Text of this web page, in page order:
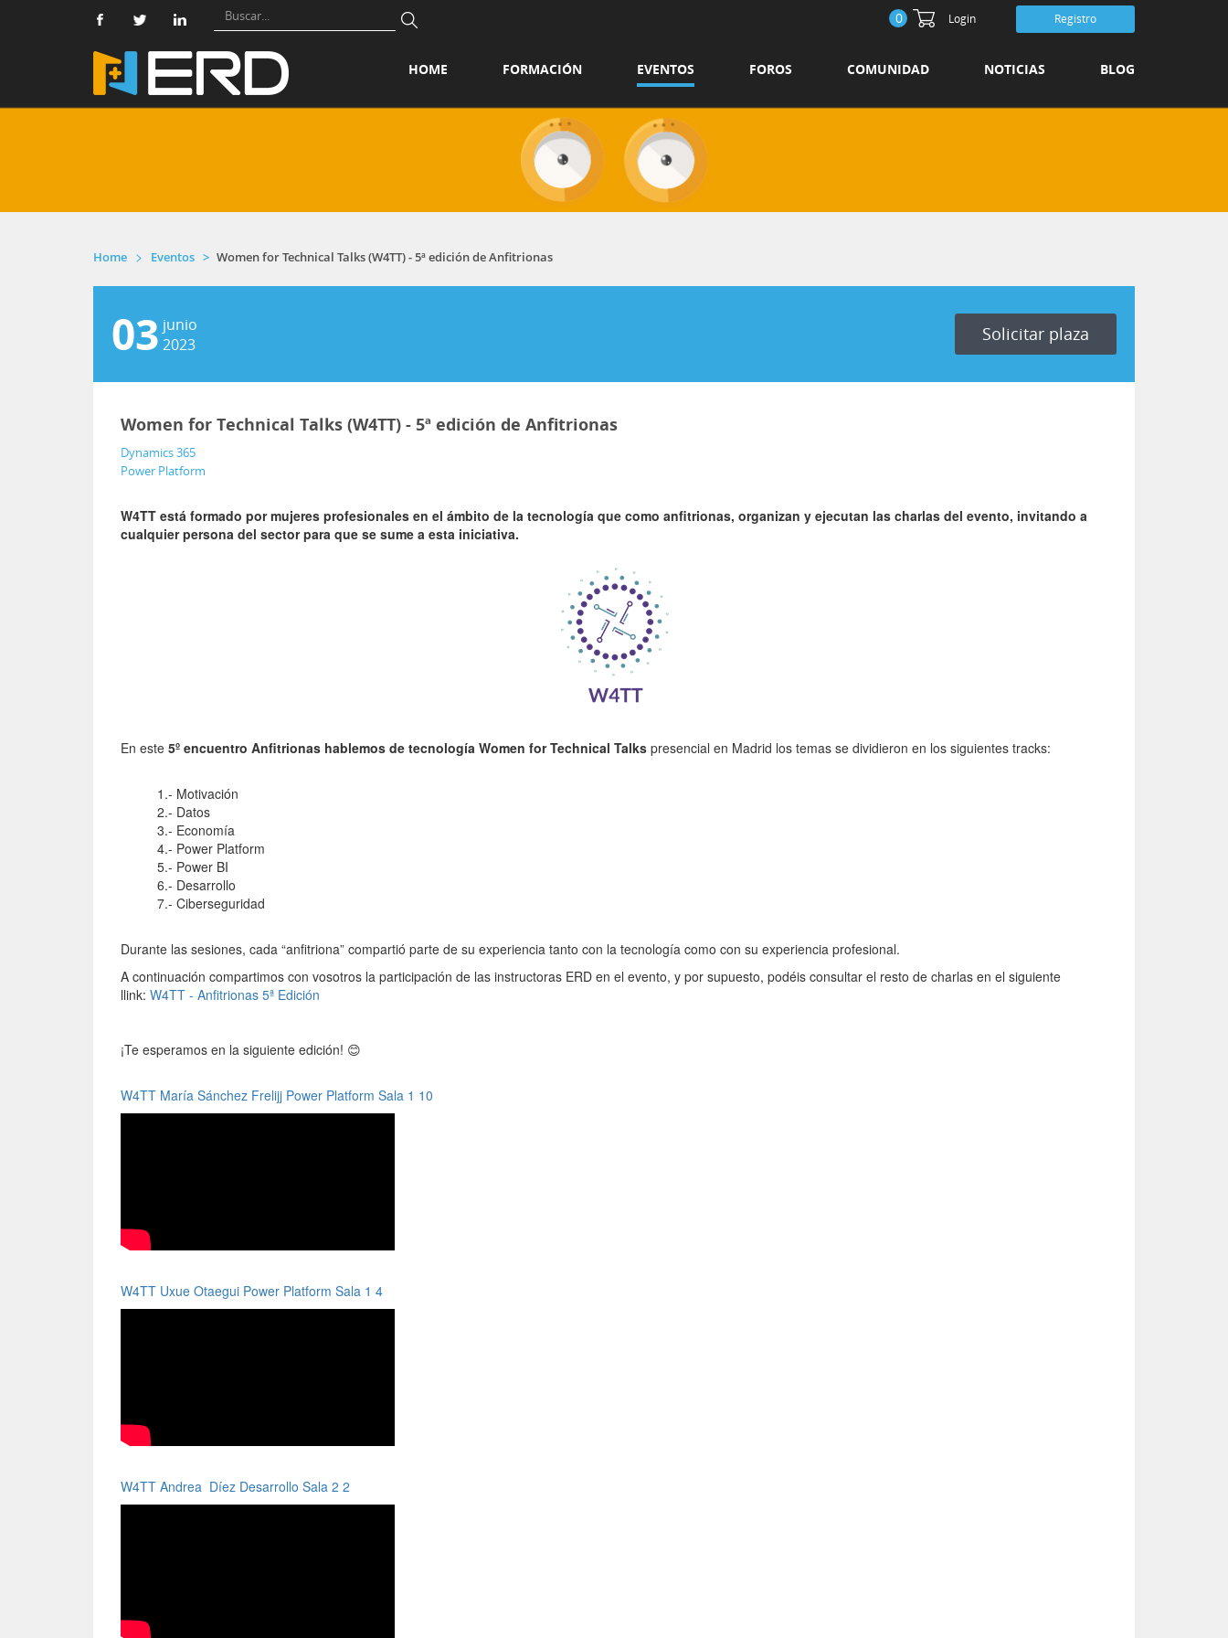
0 Login Registro
HOME FORMACIÓN EVENTOS FOROS COMUNIDAD NOTICIAS BLOG
Home Eventos Women for Technical Talks (W4TT) - 5ª edición de Anfitrionas
03 junio
2023
Solicitar plaza
Women for Technical Talks (W4TT) - 5ª edición de Anfitrionas
Dynamics 365
Power Platform
W4TT está formado por mujeres profesionales en el ámbito de la tecnología que como anfitrionas, organizan y ejecutan las charlas del evento, invitando a
cualquier persona del sector para que se sume a esta iniciativa.
En este 5º encuentro Anfitrionas hablemos de tecnología Women for Technical Talks presencial en Madrid los temas se dividieron en los siguientes tracks:
1.- Motivación
2.- Datos
3.- Economía
4.- Power Platform
5.- Power BI
6.- Desarrollo
7.- Ciberseguridad
Durante las sesiones, cada “anfitriona” compartió parte de su experiencia tanto con la tecnología como con su experiencia profesional.
A continuación compartimos con vosotros la participación de las instructoras ERD en el evento, y por supuesto, podéis consultar el resto de charlas en el siguiente
llink: W4TT - Anfitrionas 5ª Edición
¡Te esperamos en la siguiente edición! 😊
W4TT María Sánchez Frelijj Power Platform Sala 1 10
W4TT Uxue Otaegui Power Platform Sala 1 4
W4TT Andrea Díez Desarrollo Sala 2 2